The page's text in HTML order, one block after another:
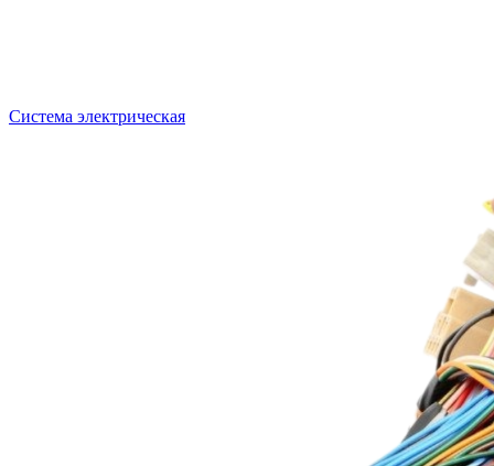
Система электрическая